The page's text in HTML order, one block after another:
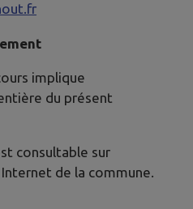
implique
du présent
consultable sur
de la commune.